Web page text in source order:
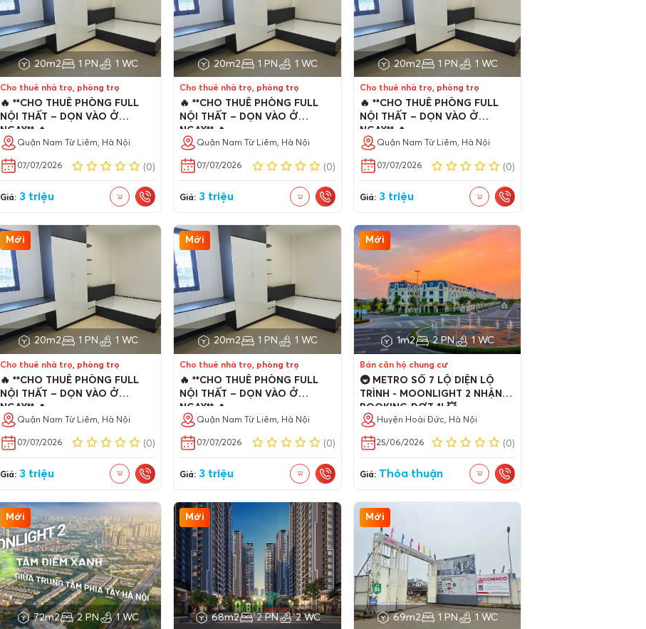
20m2 1 PN 1 WC
Cho thuê nhà trọ, phòng trọ
🔥 **CHO THUÊ PHÒNG FULL
NỘI THẤT – DỌN VÀO Ở
NGAY** 🔥
Quận Nam Từ Liêm, Hà Nội
07/07/2026 (0)
Giá: 3 triệu
20m2 1 PN 1 WC
Cho thuê nhà trọ, phòng trọ
🔥 **CHO THUÊ PHÒNG FULL
NỘI THẤT – DỌN VÀO Ở
NGAY** 🔥
Quận Nam Từ Liêm, Hà Nội
07/07/2026 (0)
Giá: 3 triệu
20m2 1 PN 1 WC
Cho thuê nhà trọ, phòng trọ
🔥 **CHO THUÊ PHÒNG FULL
NỘI THẤT – DỌN VÀO Ở
NGAY** 🔥
Quận Nam Từ Liêm, Hà Nội
07/07/2026 (0)
Giá: 3 triệu
Mới
20m2 1 PN 1 WC
Cho thuê nhà trọ, phòng trọ
🔥 **CHO THUÊ PHÒNG FULL
NỘI THẤT – DỌN VÀO Ở
NGAY** 🔥
Quận Nam Từ Liêm, Hà Nội
07/07/2026 (0)
Giá: 3 triệu
Mới
20m2 1 PN 1 WC
Cho thuê nhà trọ, phòng trọ
🔥 **CHO THUÊ PHÒNG FULL
NỘI THẤT – DỌN VÀO Ở
NGAY** 🔥
Quận Nam Từ Liêm, Hà Nội
07/07/2026 (0)
Giá: 3 triệu
Mới
1m2 2 PN 1 WC
Bán căn hộ chung cư
🚇 METRO SỐ 7 LỘ DIỆN LỘ
TRÌNH - MOONLIGHT 2 NHẬN
BOOKING ĐỢT 1! 💥
Huyện Hoài Đức, Hà Nội
25/06/2026 (0)
Giá: Thỏa thuận
Mới
72m2 2 PN 1 WC
Mới
68m2 2 PN 2 WC
Mới
69m2 1 PN 1 WC